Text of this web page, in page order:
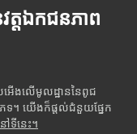
តឯកជនភាព
អើងលើមូលដ្ឋាននៃពូជ
។ យើងក៏ផ្តល់ជំនួយផ្នែក
ទីនេះ។